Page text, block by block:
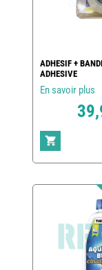
ADHESIF +
ADHESIVE
En savoir plus